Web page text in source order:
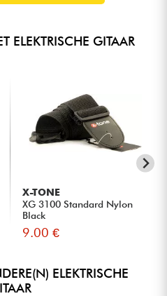
ELEKTRISCHE GITAAR
X-TONE
XG 3100 Standard Nylon
Black
9.00 €
ELEKTRISCHE